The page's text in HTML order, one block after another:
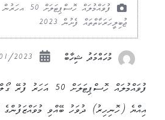
ފުވައްމުލައް
ޖުބިލީހަރަކާތްތައް ފެށުން 2023
މުހައްމަދު ޝިހާބް
ފުވައްމުލައް
އިއްޔެ (ހޮނިހިރު) ދުވަހު ބޭއްވި މުވައްޒަފުންގެ